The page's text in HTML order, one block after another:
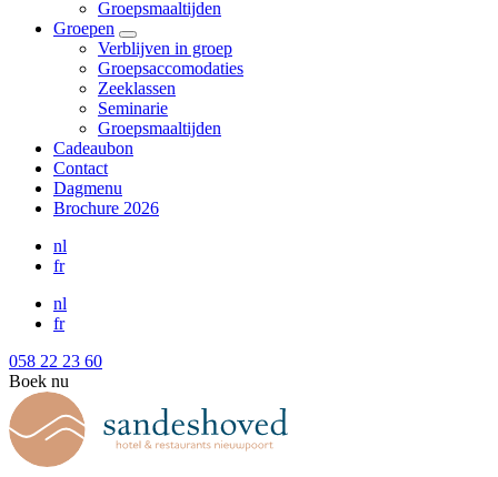
Groepsmaaltijden
Groepen
Verblijven in groep
Groepsaccomodaties
Zeeklassen
Seminarie
Groepsmaaltijden
Cadeaubon
Contact
Dagmenu
Brochure 2026
nl
fr
nl
fr
058 22 23 60
Boek nu